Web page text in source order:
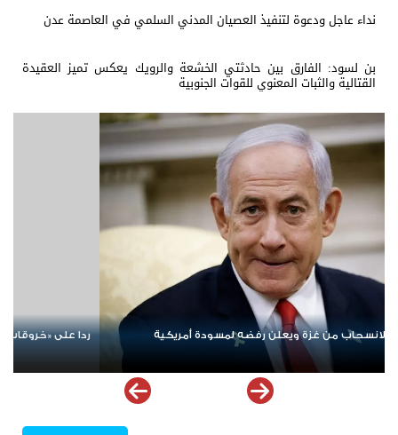
نداء عاجل ودعوة لتنفيذ العصيان المدني السلمي في العاصمة عدن
بن لسود: الفارق بين حادثتي الخشعة والرويك يعكس تميز العقيدة
القتالية والثبات المعنوي للقوات الجنوبية
الله.. إسرائيل تشن ضربات على جنوب لبنان
الإمارات ترسخ دعم
ملهمة